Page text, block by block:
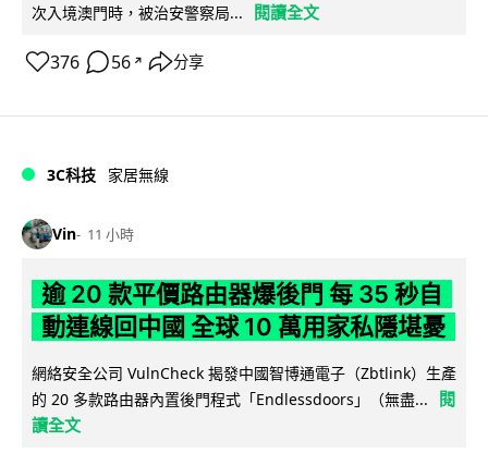
次入境澳門時，被治安警察局...
閱讀全文
376 56 ↗ 分享
3C科技 家居無線
Vin 11 小時
逾 20 款平價路由器爆後門 每 35 秒自
動連線回中國 全球 10 萬用家私隱堪憂
網絡安全公司 VulnCheck 揭發中國智博通電子（Zbtlink）生產
的 20 多款路由器內置後門程式「Endlessdoors」（無盡...
閱
讀全文